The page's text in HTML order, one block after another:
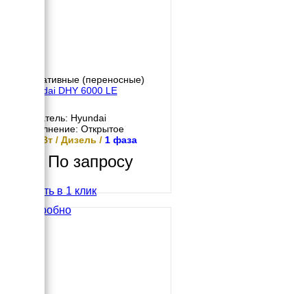
Портативные (переносные)
Hyundai DHY 6000 LE
Двигатель: Hyundai
Исполнение: Открытое
4.5 кВт / Дизель / 1 фаза
По запросу
Купить в 1 клик
Подробно